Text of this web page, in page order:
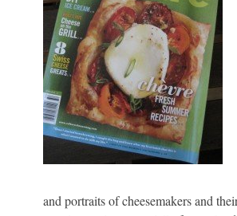
and portraits of cheesemakers and